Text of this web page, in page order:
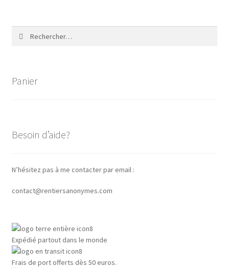
Panier
Besoin d’aide?
N’hésitez pas à me contacter par email :
contact@rentiersanonymes.com
Expédié partout dans le monde
Frais de port offerts dès 50 euros.